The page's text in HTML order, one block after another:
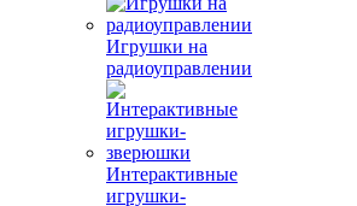
Игрушки на
радиоуправлении
Интерактивные
игрушки-